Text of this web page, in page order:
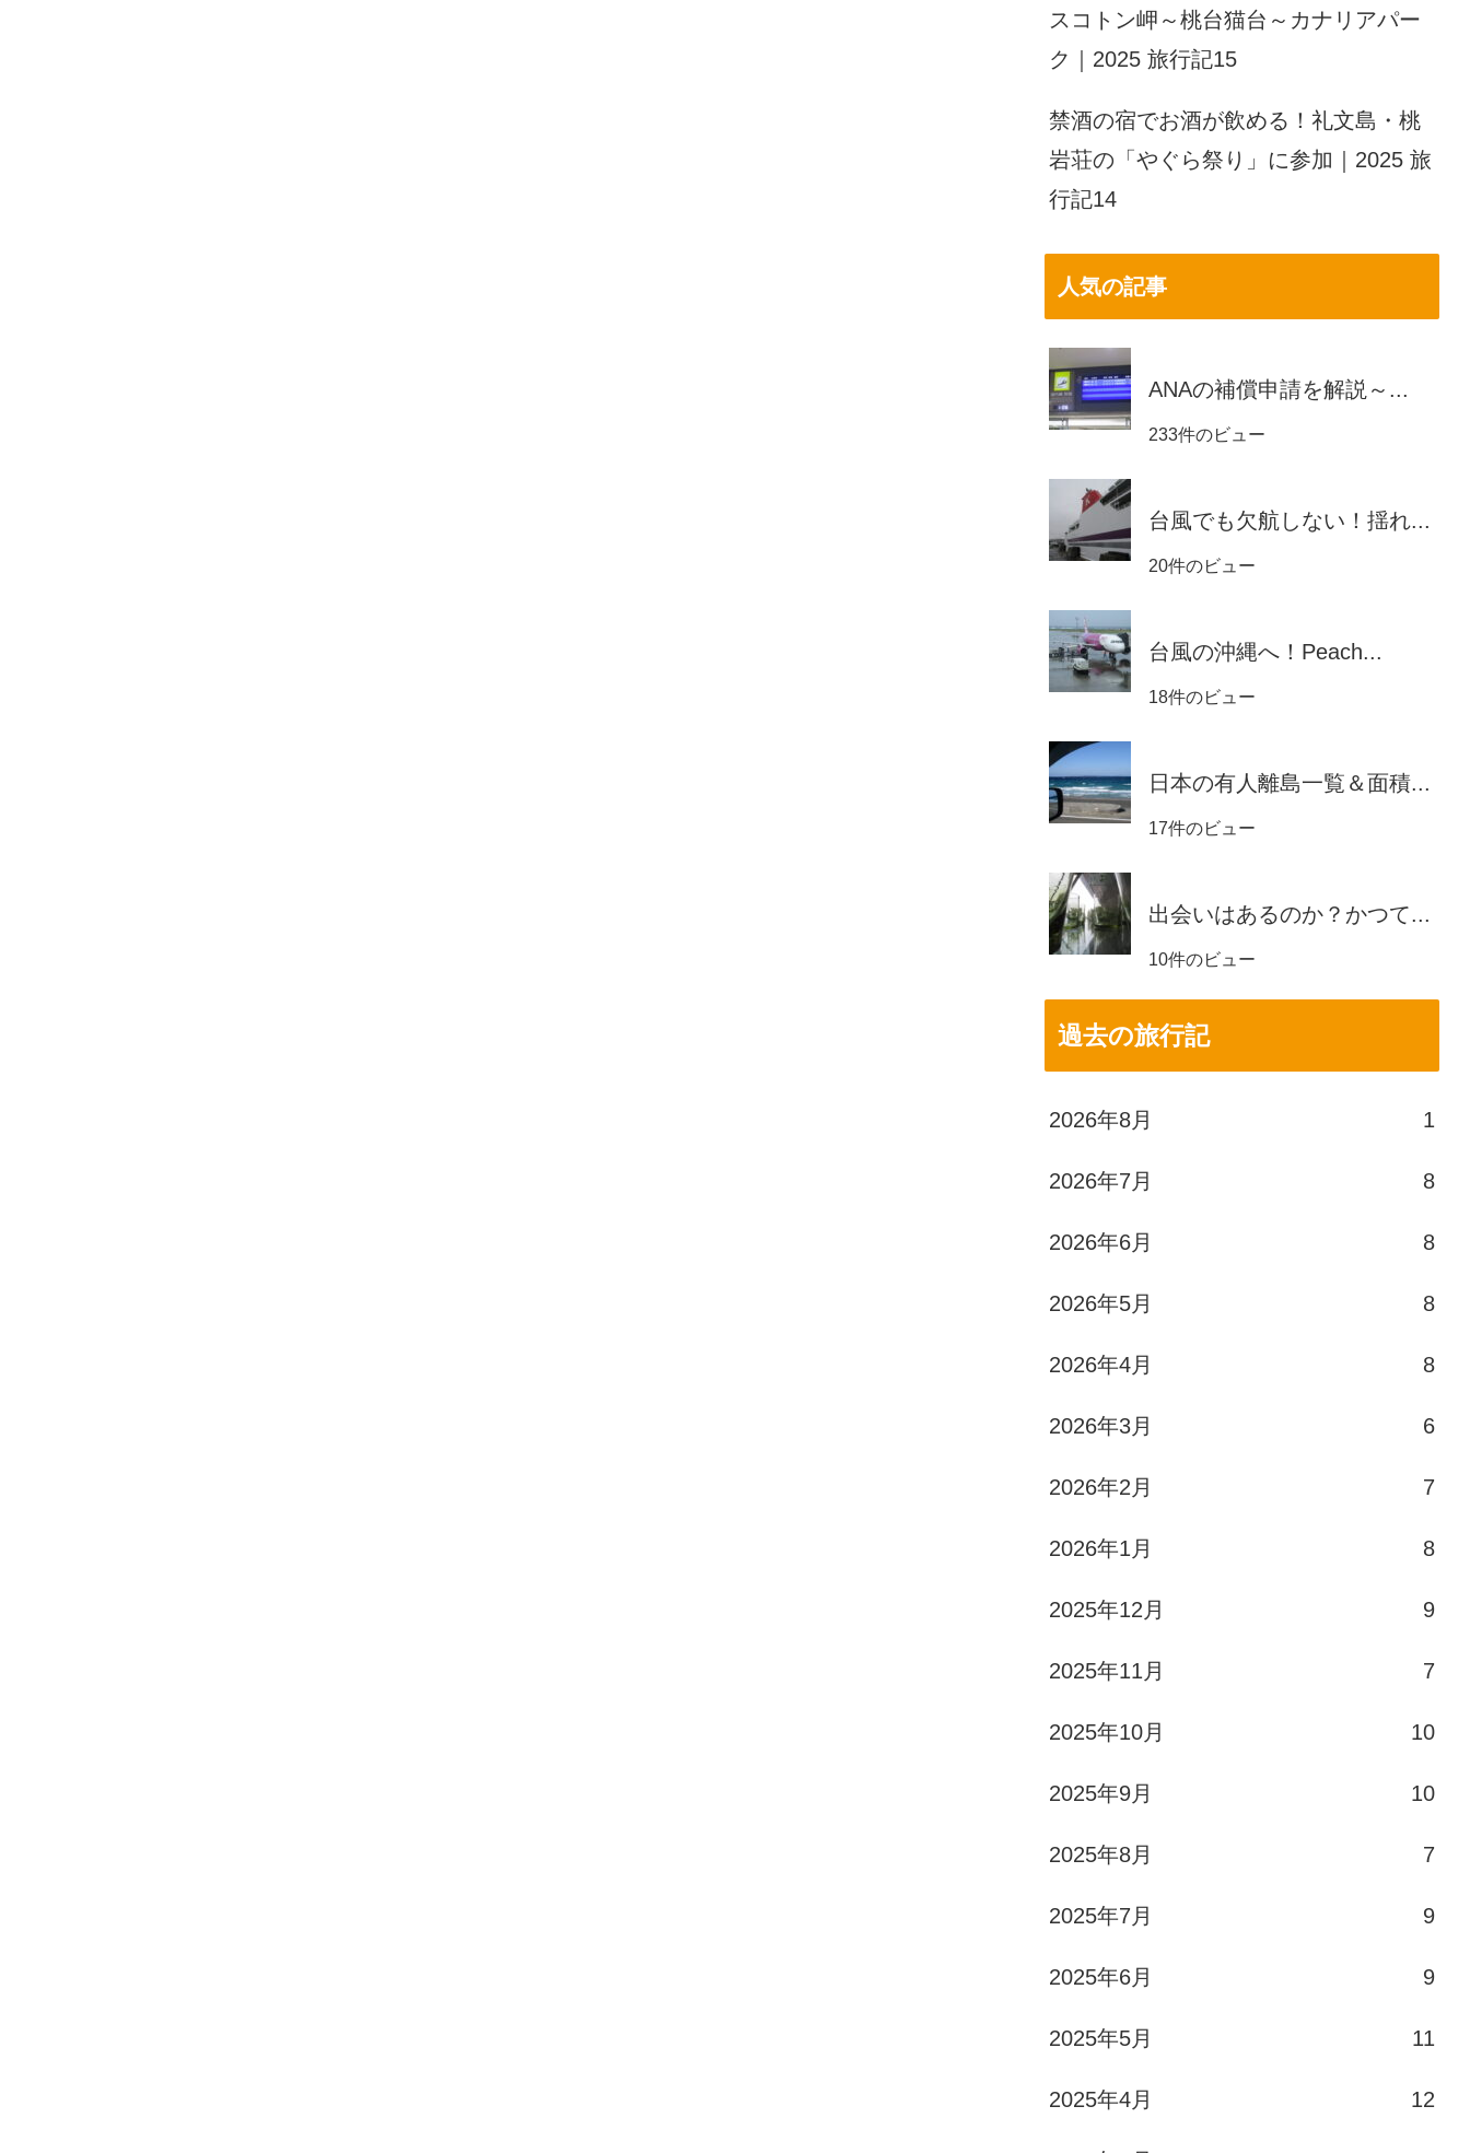
スコトン岬～桃台猫台～カナリアパー
ク｜2025 旅行記15
禁酒の宿でお酒が飲める！礼文島・桃
岩荘の「やぐら祭り」に参加｜2025 旅
行記14
人気の記事
ANAの補償申請を解説～...
233件のビュー
台風でも欠航しない！揺れ...
20件のビュー
台風の沖縄へ！Peach...
18件のビュー
日本の有人離島一覧＆面積...
17件のビュー
出会いはあるのか？かつて...
10件のビュー
過去の旅行記
2026年8月 1
2026年7月 8
2026年6月 8
2026年5月 8
2026年4月 8
2026年3月 6
2026年2月 7
2026年1月 8
2025年12月 9
2025年11月 7
2025年10月 10
2025年9月 10
2025年8月 7
2025年7月 9
2025年6月 9
2025年5月 11
2025年4月 12